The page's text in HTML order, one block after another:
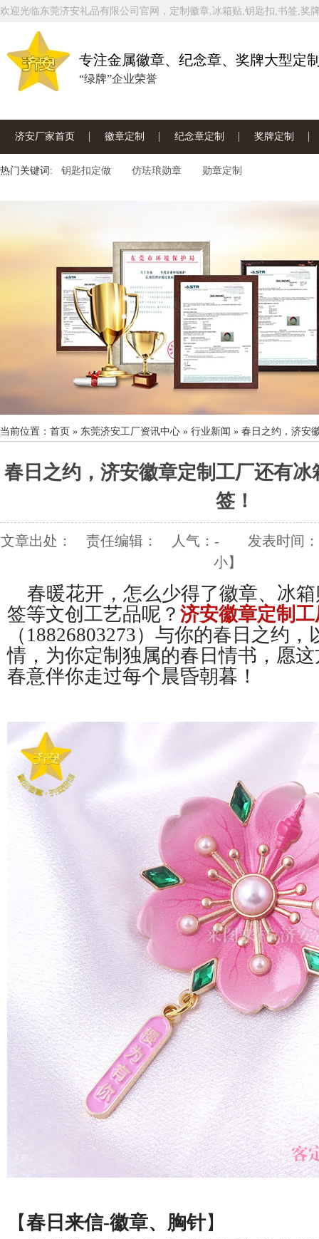
欢迎光临东莞济安礼品有限公司官网，定制徽章,冰箱贴,钥匙扣,书签,奖
专注金属徽章、纪念章、奖牌大型定
“绿牌”企业荣誉
济安厂家首页 徽章定制 纪念章定制 奖牌定制
联系济安工厂
热门关键词: 钥匙扣定做 仿珐琅勋章 勋章定制
当前位置： 首页 » 东莞济安工厂资讯中心 » 行业新闻 » 春日之约，济安
春日之约，济安徽章定制工厂还有
签！
文章出处： 责任编辑： 人气：-
发表时间
小】
春暖花开，怎么少得了徽章、冰
签等文创工艺品呢？ 济安徽章定制工
（18826803273）与你的春日之约
情，为你定制独属的春日情书，愿
春意伴你走过每个晨昏朝暮！
【春日来信-徽章、胸针】